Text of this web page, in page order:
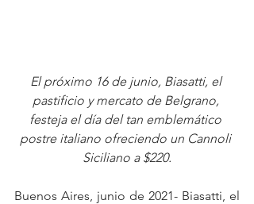
El próximo 16 de junio, Biasatti, el
pastificio y mercato de Belgrano,
festeja el día del tan emblemático
postre italiano ofreciendo un Cannoli
Siciliano a $220.
Buenos Aires, junio de 2021- Biasatti, el